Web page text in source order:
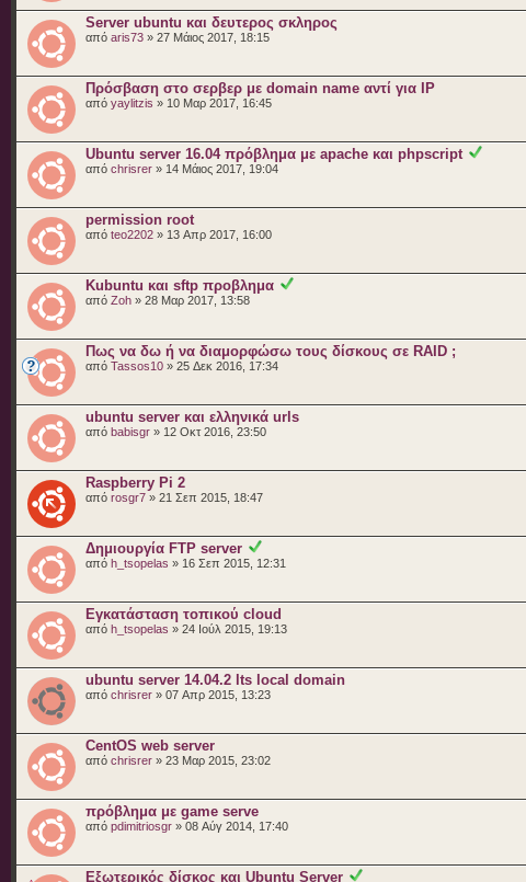
Server ubuntu και δευτερος σκληρος
από aris73 » 27 Μάιος 2017, 18:15
Πρόσβαση στο σερβερ με domain name αντί για IP
από yaylitzis » 10 Μαρ 2017, 16:45
Ubuntu server 16.04 πρόβλημα με apache και phpscript
από chrisrer » 14 Μάιος 2017, 19:04
permission root
από teo2202 » 13 Απρ 2017, 16:00
Kubuntu και sftp προβλημα
από Zoh » 28 Μαρ 2017, 13:58
Πως να δω ή να διαμορφώσω τους δίσκους σε RAID ;
από Tassos10 » 25 Δεκ 2016, 17:34
ubuntu server και ελληνικά urls
από babisgr » 12 Οκτ 2016, 23:50
Raspberry Pi 2
από rosgr7 » 21 Σεπ 2015, 18:47
Δημιουργία FTP server
από h_tsopelas » 16 Σεπ 2015, 12:31
Εγκατάσταση τοπικού cloud
από h_tsopelas » 24 Ιούλ 2015, 19:13
ubuntu server 14.04.2 lts local domain
από chrisrer » 07 Απρ 2015, 13:23
CentOS web server
από chrisrer » 23 Μαρ 2015, 23:02
πρόβλημα με game serve
από pdimitriosgr » 08 Αύγ 2014, 17:40
Εξωτερικός δίσκος και Ubuntu Server